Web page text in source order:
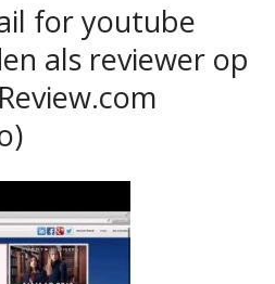
for youtube
als reviewer op